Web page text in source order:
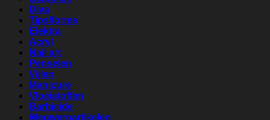
Diva
Tips/forms
Elektra
Acryl
Nail art
Penselen
Vijlen
Manicure
Vloeistoffen
Barbicide
Wegwerpartikelen